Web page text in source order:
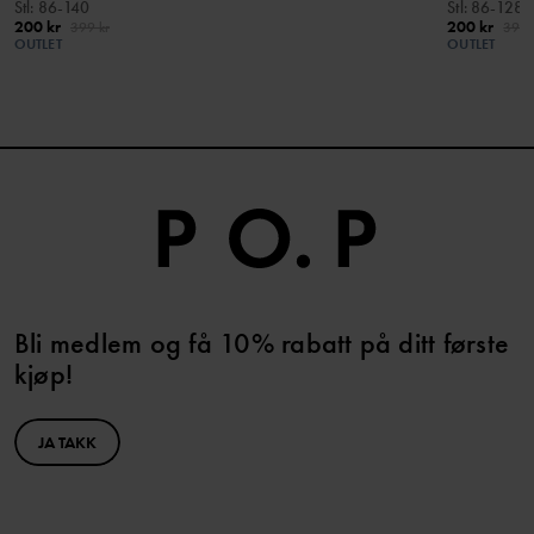
Stl: 86-140
200 kr
OUTLET
Stl: 86-128
200 kr
OUTLET
Bli medlem og få 10% rabatt på ditt første
kjøp!
JA TAKK